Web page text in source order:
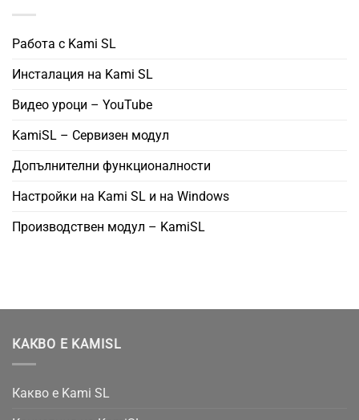
Работа с Kami SL
Инсталация на Kami SL
Видео уроци – YouTube
KamiSL – Сервизен модул
Допълнителни функционалности
Настройки на Kami SL и на Windows
Производствен модул – KamiSL
КАКВО Е KAMISL
Какво е Kami SL